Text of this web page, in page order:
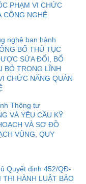
PHẠM VI CHỨC
CÔNG NGHỆ
nghệ ban hành
BỐ THỦ TỤC
SỬA ĐỔI, BỔ
BỎ TRONG LĨNH
CHỨC NĂNG QUẢN
Thông tư
VÀ YÊU CẦU KỸ
VÀ SƠ ĐỒ
VÙNG, QUY
Quyết định 452/QĐ-
THI HÀNH LUẬT BẢO